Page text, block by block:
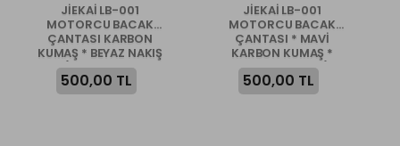
JİEKAİ LB-001
MOTORCU BACAK
ÇANTASI KARBON
KUMAŞ * BEYAZ NAKIŞ
* ( ANAHTARLIK
HEDİYE )
500,00 TL
JİEKAİ LB-001
MOTORCU BACAK
ÇANTASI * MAVİ
KARBON KUMAŞ *
BEYAZ NAKIŞ * (
ANAHTARLIK HEDİYE )
500,00 TL